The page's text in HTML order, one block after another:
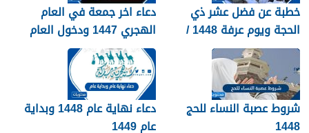
خطبة عن فضل عشر ذي
الحجة ويوم عرفة 1448 /
2026
دعاء اخر جمعة في العام
الهجري 1447 ودخول العام
الجديد 1448
شروط عصبة النساء للحج
1448
دعاء نهاية عام 1448 وبداية
عام 1449